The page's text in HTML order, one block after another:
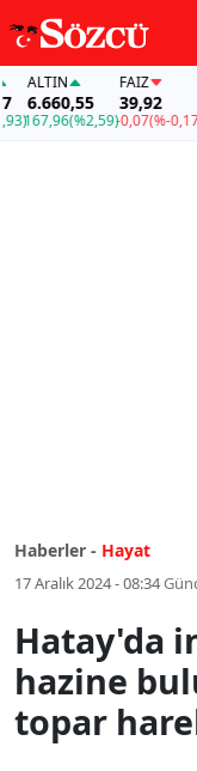
(%2,59)
39,92
-0,07(%-0,17)
Haberler - Hayat
17 Aralık 2024 - 08:34
Hatay'da
hazine
topar